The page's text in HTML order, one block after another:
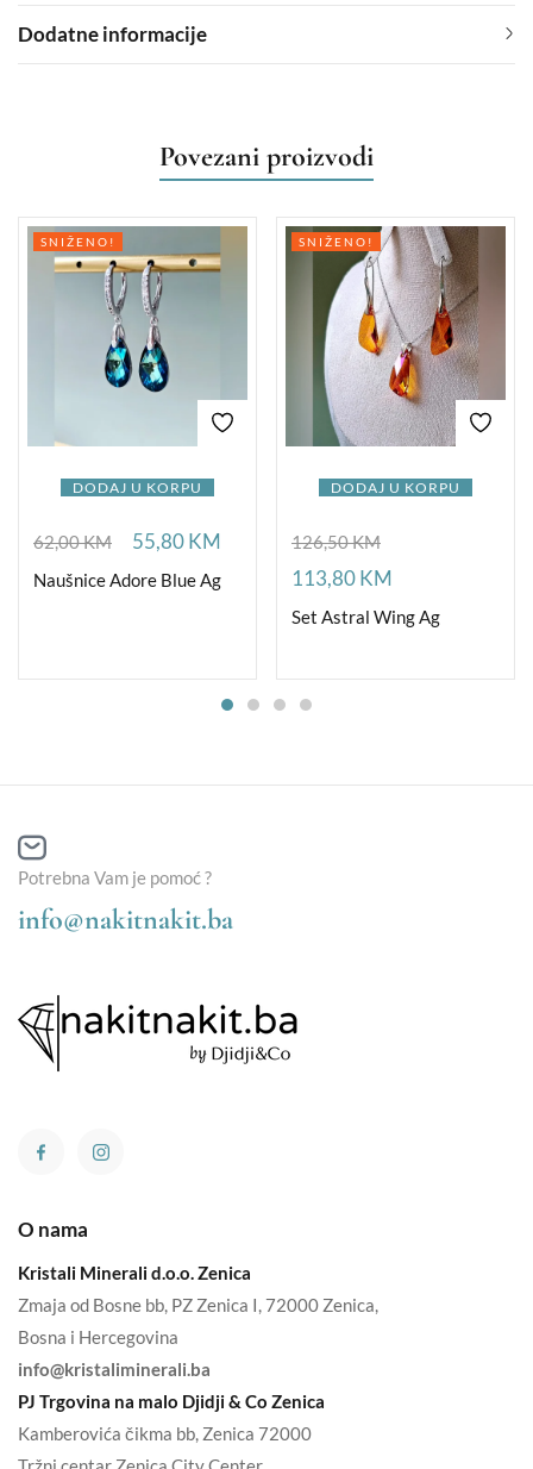
Dodatne informacije
Povezani proizvodi
DODAJ U KORPU
SNIŽENO!
62,00KM 55,80KM
Naušnice Adore Blue Ag
DODAJ U KORPU
SNIŽENO!
126,50KM
113,80KM
Set Astral Wing Ag
Potrebna Vam je pomoć ?
info@nakitnakit.ba
O nama
Kristali Minerali d.o.o. Zenica
Zmaja od Bosne bb, PZ Zenica I, 72000 Zenica,
Bosna i Hercegovina
info@kristaliminerali.ba
PJ Trgovina na malo Djidji & Co Zenica
Kamberovića čikma bb, Zenica 72000